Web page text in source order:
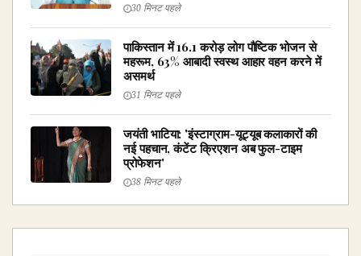
30 मिनट पहले
पाकिस्तान में 16.1 करोड़ लोग पौष्टिक भोजन से
महरूम, 63% आबादी स्वस्थ आहार वहन करने में
असमर्थ
31 मिनट पहले
जयंती भाटिया: 'इंस्टाग्राम-यूट्यूब कलाकारों की
नई पहचान, कंटेंट क्रिएशन अब फुल-टाइम
प्रोफेशन'
38 मिनट पहले